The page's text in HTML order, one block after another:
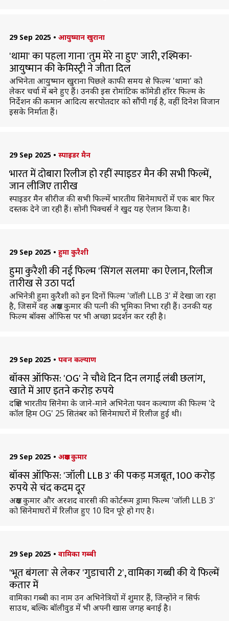
29 Sep 2025 • आयुष्मान खुराना
'थामा' का पहला गाना 'तुम मेरे ना हुए' जारी, रश्मिका-
आयुष्मान की केमिस्ट्री ने जीता दिल
अभिनेता आयुष्मान खुराना पिछले काफी समय से फिल्म 'थामा' को
लेकर चर्चा में बने हुए हैं। उनकी इस रोमांटिक कॉमेडी हॉरर फिल्म के
निर्देशन की कमान आदित्य सरपोतदार को सौंपी गई है, वहीं दिनेश विजान
इसके निर्माता हैं।
29 Sep 2025 • स्पाइडर मैन
भारत में दोबारा रिलीज हो रहीं स्पाइडर मैन की सभी फिल्में,
जान लीजिए तारीख
स्पाइडर मैन सीरीज की सभी फिल्में भारतीय सिनेमाघरों में एक बार फिर
दस्तक देने जा रही हैं। सोनी पिक्चर्स ने खुद यह ऐलान किया है।
29 Sep 2025 • हुमा कुरैशी
हुमा कुरैशी की नई फिल्म 'सिंगल सलमा' का ऐलान, रिलीज
तारीख से उठा पर्दा
अभिनेत्री हुमा कुरैशी को इन दिनों फिल्म 'जॉली LLB 3' में देखा जा रहा
है, जिसमें वह अक्षय कुमार की पत्नी की भूमिका निभा रही हैं। उनकी यह
फिल्म बॉक्स ऑफिस पर भी अच्छा प्रदर्शन कर रही है।
29 Sep 2025 • पवन कल्याण
बॉक्स ऑफिस: 'OG' ने चौथे दिन दिन लगाई लंबी छलांग,
खाते में आए इतने करोड़ रुपये
दक्षिण भारतीय सिनेमा के जाने-माने अभिनेता पवन कल्याण की फिल्म 'दे
कॉल हिम OG' 25 सितंबर को सिनेमाघरों में रिलीज हुई थी।
29 Sep 2025 • अक्षय कुमार
बॉक्स ऑफिस: 'जॉली LLB 3' की पकड़ मजबूत, 100 करोड़
रुपये से चंद कदम दूर
अक्षय कुमार और अरशद वारसी की कोर्टरूम ड्रामा फिल्म 'जॉली LLB 3'
को सिनेमाघरों में रिलीज हुए 10 दिन पूरे हो गए है।
29 Sep 2025 • वामिका गब्बी
'भूत बंगला' से लेकर 'गुडाचारी 2', वामिका गब्बी की ये फिल्में
कतार में
वामिका गब्बी का नाम उन अभिनेत्रियों में शुमार हैं, जिन्होंने न सिर्फ
साउथ, बल्कि बॉलीवुड में भी अपनी खास जगह बनाई है।